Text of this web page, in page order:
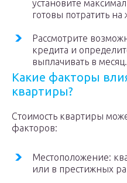
установите
готовы потратить на
Рассмотрите
кредита и
выплачивать в месяц.
Какие факторы
квартиры?
Стоимость квартиры
факторов:
Местоположение:
или в престижных